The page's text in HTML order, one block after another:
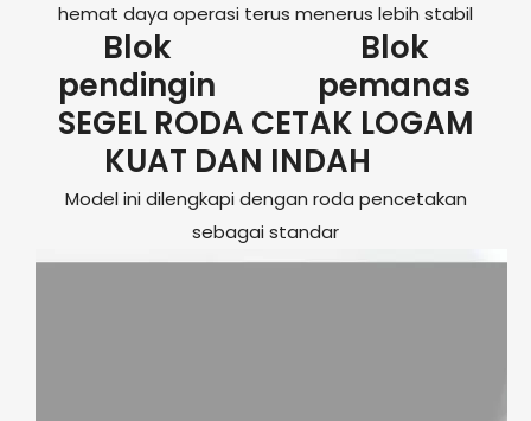
hemat daya operasi terus menerus lebih stabil
Blok
pendingin
Blok
pemanas
SEGEL RODA CETAK LOGAM
KUAT DAN INDAH
Model ini dilengkapi dengan roda pencetakan
sebagai standar